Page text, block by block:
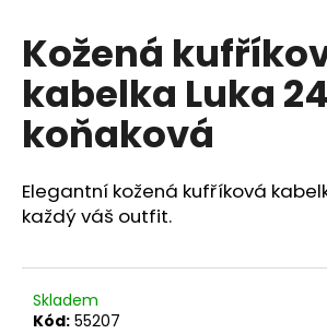
Kožená
kabelka Luka
koňaková
Elegantní kožená kufříková
každý váš outfit.
Skladem
Kód: 55207
D
o
p
o
r
č
u
e
m
e